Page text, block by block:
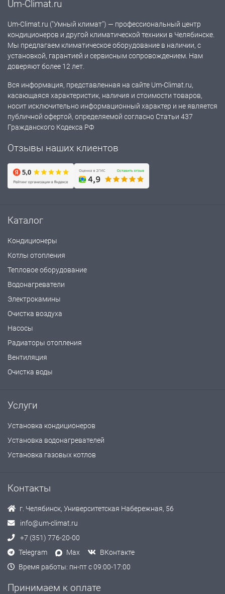
Um-Climat.ru
Um-Climat.ru ("Умный климат") — профессиональный центр
кондиционеров и другой климатической техники в Челябинске.
Мы предлагаем климатическое оборудование в наличии, с
установкой, гарантией и сервисным сопровождением. Нам
доверяют более 12 лет.
Вся информация, представленная на сайте Um-Climat.ru,
касающаяся характеристик, наличия и стоимости товаров,
носит исключительно информационный характер и не является
публичной офертой, определяемой согласно Статьи 437
Гражданского Кодекса РФ
Отзывы наших клиентов
Каталог
Кондиционеры
Котлы отопления
Тепловое оборудование
Водонагреватели
Электрокамины
Очистка воздуха
Насосы
Радиаторы отопления
Вентиляция
Очистка воды
Услуги
Установка кондиционеров
Установка водонагревателей
Установка газовых котлов
Контакты
г. Челябинск, Университетская Набережная, 56
info@um-climat.ru
+7 (351) 776-20-00
Telegram
Max
ВКонтакте
Время работы: пн-пт с 09:00-17:00
Принимаем к оплате